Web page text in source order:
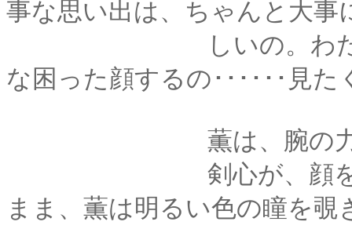
事な思い出は、ちゃんと大事
しいの。わたしのこ
な困った顔するの･･････見た
薫は、腕の力を
剣心が、顔をあげる
まま、薫は明るい色の瞳を覗